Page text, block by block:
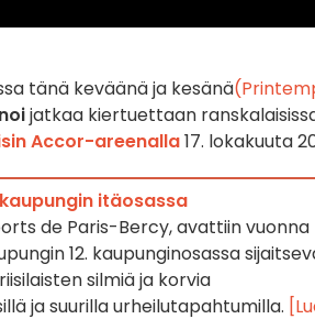
tänä keväänä ja kesänä
jatkaa kiertuettaan
Accor-areenalla17. lokakuuta
itäosassa
de Paris-Bercy, avattiin vuonna
12. kaupunginosassa
silmiä ja korvia
ja suurilla urheilutapahtumilla.